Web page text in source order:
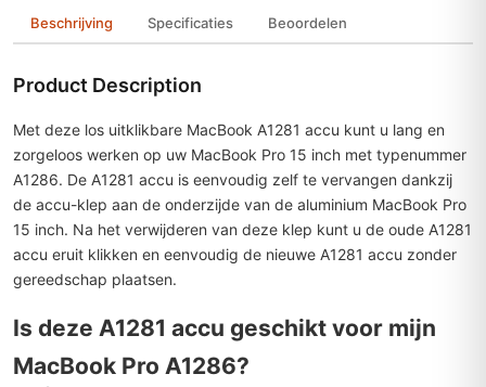
Beschrijving Specificaties Beoordelen
Product Description
Met deze los uitklikbare MacBook A1281 accu kunt u lang en
zorgeloos werken op uw MacBook Pro 15 inch met typenummer
A1286. De A1281 accu is eenvoudig zelf te vervangen dankzij
de accu-klep aan de onderzijde van de aluminium MacBook Pro
15 inch. Na het verwijderen van deze klep kunt u de oude A1281
accu eruit klikken en eenvoudig de nieuwe A1281 accu zonder
gereedschap plaatsen.
Is deze A1281 accu geschikt voor mijn
MacBook Pro A1286?